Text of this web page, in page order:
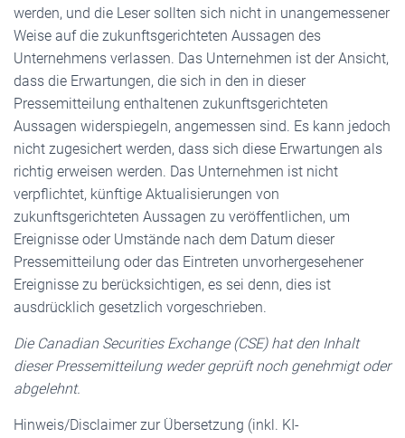
werden, und die Leser sollten sich nicht in unangemessener
Weise auf die zukunftsgerichteten Aussagen des
Unternehmens verlassen. Das Unternehmen ist der Ansicht,
dass die Erwartungen, die sich in den in dieser
Pressemitteilung enthaltenen zukunftsgerichteten
Aussagen widerspiegeln, angemessen sind. Es kann jedoch
nicht zugesichert werden, dass sich diese Erwartungen als
richtig erweisen werden. Das Unternehmen ist nicht
verpflichtet, künftige Aktualisierungen von
zukunftsgerichteten Aussagen zu veröffentlichen, um
Ereignisse oder Umstände nach dem Datum dieser
Pressemitteilung oder das Eintreten unvorhergesehener
Ereignisse zu berücksichtigen, es sei denn, dies ist
ausdrücklich gesetzlich vorgeschrieben.
Die Canadian Securities Exchange (CSE) hat den Inhalt
dieser Pressemitteilung weder geprüft noch genehmigt oder
abgelehnt.
Hinweis/Disclaimer zur Übersetzung (inkl. KI-